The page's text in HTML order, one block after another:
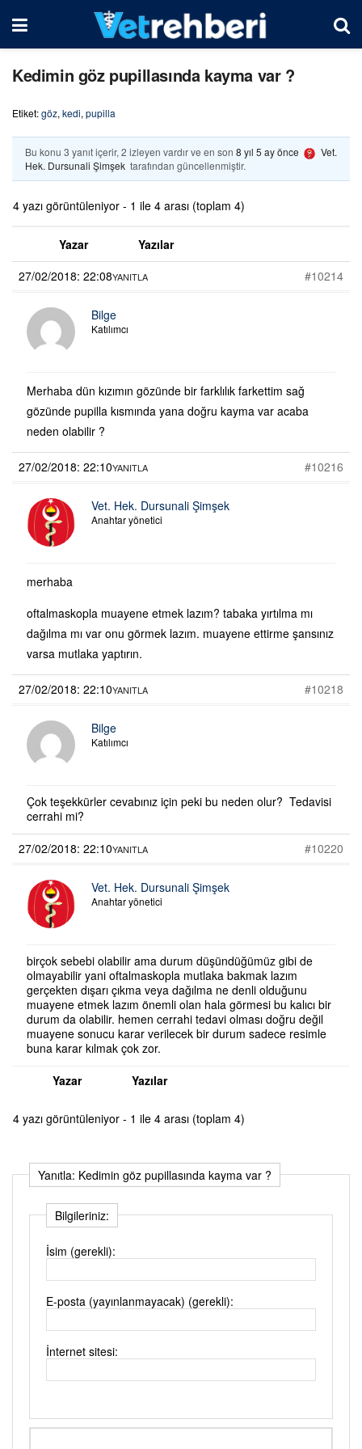
Kedimin göz pupillasında kayma var ?
Etiket:göz, kedi, pupilla
Bu konu 3 yanıt içerir, 2 izleyen vardır ve en son 8 yıl 5 ay önce
Vet.
Hek. Dursunali Şimşek tarafından güncellenmiştir.
4 yazı görüntüleniyor - 1 ile 4 arası (toplam 4)
Yazar
Yazılar
27/02/2018: 22:08
#10214
YANITLA
Bilge
Katılımcı
Merhaba dün kızımın gözünde bir farklılık farkettim sağ
gözünde pupilla kısmında yana doğru kayma var acaba
neden olabilir ?
27/02/2018: 22:10 #10216
YANITLA
Vet. Hek. Dursunali Şimşek
Anahtar yönetici
merhaba
oftalmaskopla muayene etmek lazım? tabaka yırtılma mı
dağılma mı var onu görmek lazım. muayene ettirme şansınız
varsa mutlaka yaptırın.
27/02/2018: 22:10 #10218
YANITLA
Bilge
Katılımcı
Çok teşekkürler cevabınız için peki bu neden olur? Tedavisi
cerrahi mi?
27/02/2018: 22:10
#10220
YANITLA
Vet. Hek. Dursunali Şimşek
Anahtar yönetici
birçok sebebi olabilir ama durum düşündüğümüz gibi de
olmayabilir yani oftalmaskopla mutlaka bakmak lazım
gerçekten dışarı çıkma veya dağılma ne denli olduğunu
muayene etmek lazım önemli olan hala görmesi bu kalıcı bir
durum da olabilir. hemen cerrahi tedavi olması doğru değil
muayene sonucu karar verilecek bir durum sadece resimle
buna karar kılmak çok zor.
Yazar
Yazılar
4 yazı görüntüleniyor - 1 ile 4 arası (toplam 4)
Yanıtla: Kedimin göz pupillasında kayma var ?
Bilgileriniz:
İsim (gerekli):
E-posta (yayınlanmayacak) (gerekli):
İnternet sitesi: